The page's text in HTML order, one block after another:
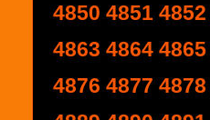
4850 4851 4852
4863 4864 4865
4876 4877 4878